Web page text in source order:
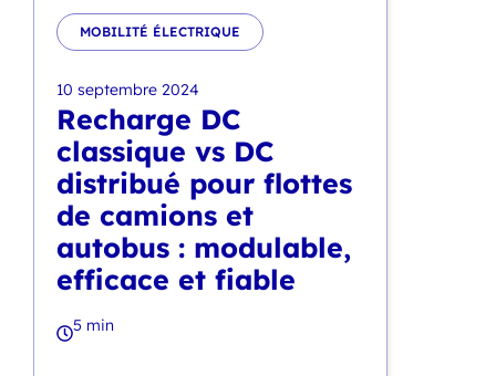
MOBILITÉ ÉLECTRIQUE
10 septembre 2024
Recharge DC
classique vs DC
distribué pour flottes
de camions et
autobus : modulable,
efficace et fiable
5 min